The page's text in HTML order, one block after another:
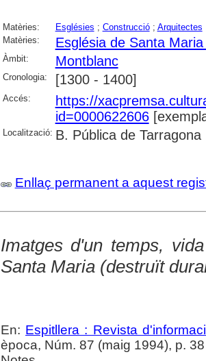
Matèries: Esglésies ; Construcció; Arquitectes
Matèries:
Església de Santa
Àmbit: Montblanc
Cronologia: [1300 - 1400]
Accés:
https://
id=0000622606
Localització: B. Pública de Tarragona
Enllaç permanent a aquest
Imatges d'un temps,
Santa Maria (destruït
En: Espitllera : Revista
època, Núm. 87 (maig 1994), p. 38